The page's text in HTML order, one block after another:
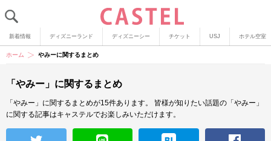
新着情報 ディズニーランド ディズニーシー チケット USJ ホテル空室
ホーム やみーに関するまとめ
「やみー」に関するまとめ
「やみー」に関するまとめが15件あります。
皆様が知りたい話題の「やみー」
に関する記事はキャステルでお楽しみいただけます。